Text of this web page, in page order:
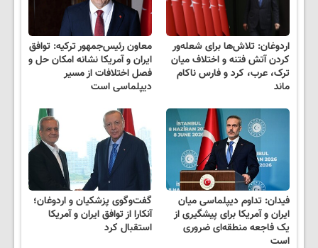
اردوغان: تلاش‌ها برای شعله‌ور
کردن آتش فتنه و اختلاف میان
ترک‌، عرب‌، کرد و فارس‌ ناکام
ماند
معاون رئیس‌جمهور ترکیه: توافق
ایران و آمریکا نشانه امکان حل و
فصل اختلافات از مسیر
دیپلماسی است
فیدان: تداوم دیپلماسی میان
ایران و آمریکا برای پیشگیری از
یک فاجعه منطقه‌ای ضروری
است
گفت‌وگوی پزشکیان و اردوغان؛
آنکارا از توافق ایران و آمریکا
استقبال کرد